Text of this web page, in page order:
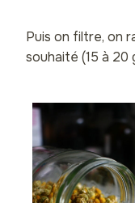
Puis on filtre, on
souhaité (15 à 20